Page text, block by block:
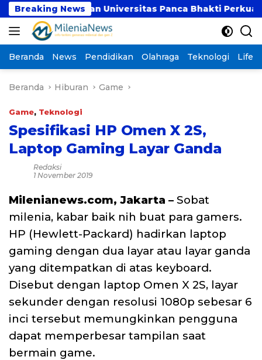
Langsung
ke
konten
Breaking News
UBSI dan Universitas Panca Bhakti Perkuat
Beranda News Pendidikan Olahraga Teknologi
Beranda Hiburan Game
Game, Teknologi
Spesifikasi HP Omen X 2S,
Laptop Gaming Layar Ganda
Redaksi
1 November 2019
Milenianews.com, Jakarta – Sobat
milenia, kabar baik nih buat para gamers.
HP (Hewlett-Packard) hadirkan laptop
gaming dengan dua layar atau layar ganda
yang ditempatkan di atas keyboard.
Disebut dengan laptop Omen X 2S, layar
sekunder dengan resolusi 1080p sebesar 6
inci tersebut memungkinkan pengguna
dapat memperbesar tampilan saat
bermain game.